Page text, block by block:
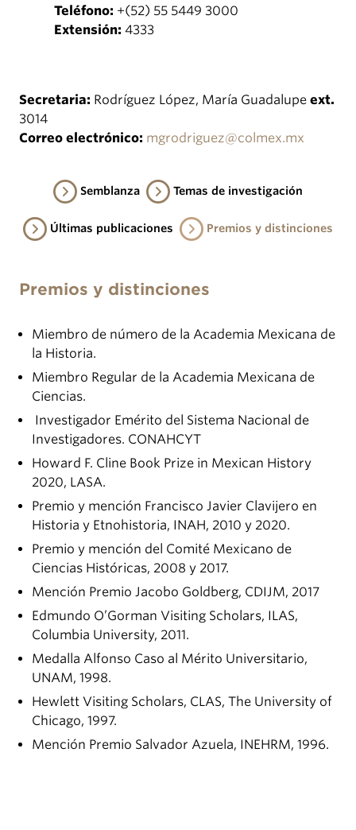
Teléfono: +(52) 55 5449 3000
Extensión: 4333
Secretaria: Rodríguez López, María Guadalupe ext.
3014
Correo electrónico: mgrodriguez@colmex.mx
Semblanza Temas de investigación
Últimas publicaciones Premios y distinciones
Premios y distinciones
Miembro de número de la Academia Mexicana de
la Historia.
Miembro Regular de la Academia Mexicana de
Ciencias.
Investigador Emérito del Sistema Nacional de
Investigadores. CONAHCYT
Howard F. Cline Book Prize in Mexican History
2020, LASA.
Premio y mención Francisco Javier Clavijero en
Historia y Etnohistoria, INAH, 2010 y 2020.
Premio y mención del Comité Mexicano de
Ciencias Históricas, 2008 y 2017.
Mención Premio Jacobo Goldberg, CDIJM, 2017
Edmundo O’Gorman Visiting Scholars, ILAS,
Columbia University, 2011.
Medalla Alfonso Caso al Mérito Universitario,
UNAM, 1998.
Hewlett Visiting Scholars, CLAS, The University of
Chicago, 1997.
Mención Premio Salvador Azuela, INEHRM, 1996.